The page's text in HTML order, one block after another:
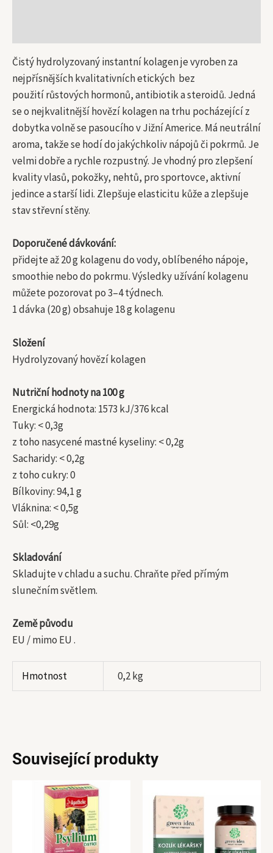
Čistý hydrolyzovaný instantní kolagen je vyroben za
nejpřísnějších kvalitativních etických bez
použití růstových hormonů, antibiotik a steroidů. Jedná
se o nejkvalitnější hovězí kolagen na trhu pocházející z
dobytka volně se pasoucího v Jižní Americe. Má neutrální
aroma, takže se hodí do jakýchkoliv nápojů či pokrmů. Je
velmi dobře a rychle rozpustný. Je vhodný pro zlepšení
kvality vlasů, pokožky, nehtů, pro sportovce, aktivní
jedince a starší lidi. Zlepšuje elasticitu kůže a zlepšuje
stav střevní stěny.
Doporučené dávkování:
přidejte až 20 g kolagenu do vody, oblíbeného nápoje,
smoothie nebo do pokrmu. Výsledky užívání kolagenu
můžete pozorovat po 3–4 týdnech.
1 dávka (20 g) obsahuje 18 g kolagenu
Složení
Hydrolyzovaný hovězí kolagen
Nutriční hodnoty na 100 g
Energická hodnota: 1573 kJ/376 kcal
Tuky: < 0,3g
z toho nasycené mastné kyseliny: < 0,2g
Sacharidy: < 0,2g
z toho cukry: 0
Bílkoviny: 94,1 g
Vláknina: < 0,5g
Sůl: <0,29g
Skladování
Skladujte v chladu a suchu. Chraňte před přímým
slunečním světlem.
Země původu
EU / mimo EU .
Hmotnost 0,2 kg
Související produkty